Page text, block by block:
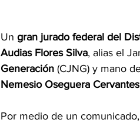
Un gran jurado federal del
Audias Flores Silva, alias el
Generación (CJNG) y mano
Nemesio Oseguera Cervantes
Por medio de un comunicado